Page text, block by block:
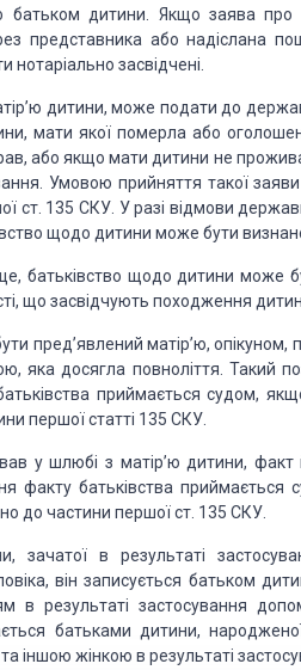
батьком дитини. Якщо за­ява про
представника або надіслана
нотаріаль­но засвідчені.
дитини, може подати до
мати якої померла або
або якщо мати дитини не
Умовою прийняття такої
ст. 135 СКУ. У разі відмови
щодо ди­тини може бути
батьківство щодо дитини може
що засвідчують походження
пред’явле­ний матір’ю, опікуном,
яка досягла повноліття. Такий
приймається судом,
першоїстатті 135 СКУ.
у шлюбі з матір’ю дитини, факт
факту батьківства
до частини першої ст. 135 СКУ.
зачатої в ре­зультаті
він записується батьком
результаті застосування
батьками дитини,
та іншою жінкою в резуль­таті